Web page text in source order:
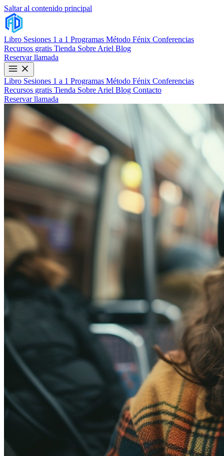
Saltar al contenido principal
Libro Sesiones 1 a 1 Programas Método Fénix Conferencias
Recursos gratis Tienda Sobre Ariel Blog
Reservar llamada
Libro Sesiones 1 a 1 Programas Método Fénix Conferencias
Recursos gratis Tienda Sobre Ariel Blog Contacto
Reservar llamada